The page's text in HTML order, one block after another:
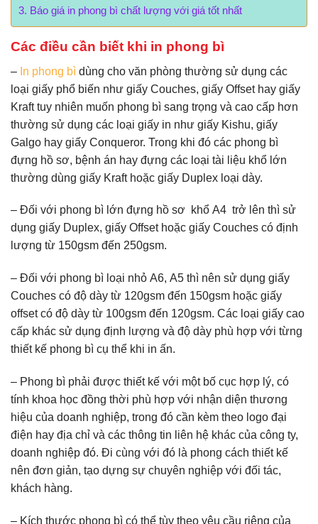
Báo giá in phong bì chất lượng với giá tốt nhất
Các điều cần biết khi in phong bì
– In phong bì dùng cho văn phòng thường sử dụng các
loại giấy phổ biến như giấy Couches, giấy Offset hay giấy
Kraft tuy nhiên muốn phong bì sang trọng và cao cấp hơn
thường sử dụng các loại giấy in như giấy Kishu, giấy
Galgo hay giấy Conqueror. Trong khi đó các phong bì
đựng hồ sơ, bệnh án hay đựng các loại tài liệu khổ lớn
thường dùng giấy Kraft hoặc giấy Duplex loại dày.
– Đối với phong bì lớn đựng hồ sơ khổ A4 trở lên thì sử
dụng giấy Duplex, giấy Offset hoặc giấy Couches có định
lượng từ 150gsm đến 250gsm.
– Đối với phong bì loại nhỏ A6, A5 thì nên sử dụng giấy
Couches có độ dày từ 120gsm đến 150gsm hoặc giấy
offset có độ dày từ 100gsm đến 120gsm. Các loại giấy cao
cấp khác sử dụng định lượng và độ dày phù hợp với từng
thiết kế phong bì cụ thể khi in ấn.
– Phong bì phải được thiết kế với một bố cục hợp lý, có
tính khoa học đồng thời phù hợp với nhận diện thương
hiệu của doanh nghiệp, trong đó cần kèm theo logo đại
điện hay địa chỉ và các thông tin liên hệ khác của công ty,
doanh nghiệp đó. Đi cùng với đó là phong cách thiết kế
nên đơn giản, tạo dựng sự chuyên nghiệp với đối tác,
khách hàng.
– Kích thước phong bì có thể tùy theo yêu cầu riêng của